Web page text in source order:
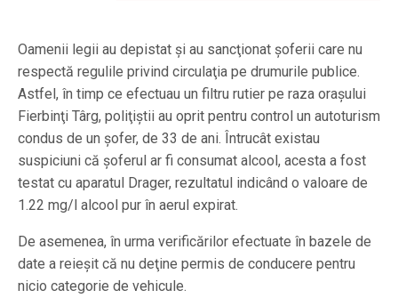
Oamenii legii au depistat şi au sancţionat şoferii care nu
respectă regulile privind circulaţia pe drumurile publice.
Astfel, în timp ce efectuau un filtru rutier pe raza oraşului
Fierbinţi Târg, poliţiştii au oprit pentru control un autoturism
condus de un şofer, de 33 de ani. Întrucât existau
suspiciuni că şoferul ar fi consumat alcool, acesta a fost
testat cu aparatul Drager, rezultatul indicând o valoare de
1.22 mg/l alcool pur în aerul expirat.
De asemenea, în urma verificărilor efectuate în bazele de
date a reieşit că nu deţine permis de conducere pentru
nicio categorie de vehicule.